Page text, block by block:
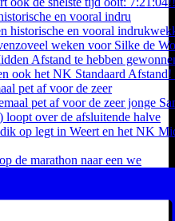
en vooral indru
pet af voor de zeer
de marathon naar een we